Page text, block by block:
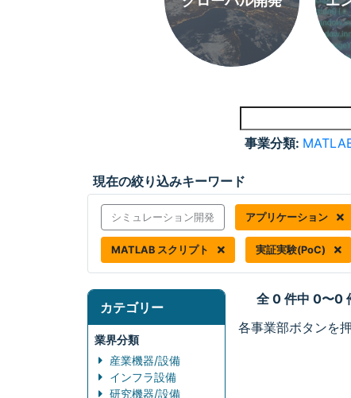
事業分類:
現在の絞り込みキーワード
シミュレーション開発 アプリケーション
MATLAB スクリプト 実証実験(PoC)
カテゴリー
業界分類
産業機器/設備
インフラ設備
研究機器/設備
全 0 件中 0〜0
各事業部ボタンを